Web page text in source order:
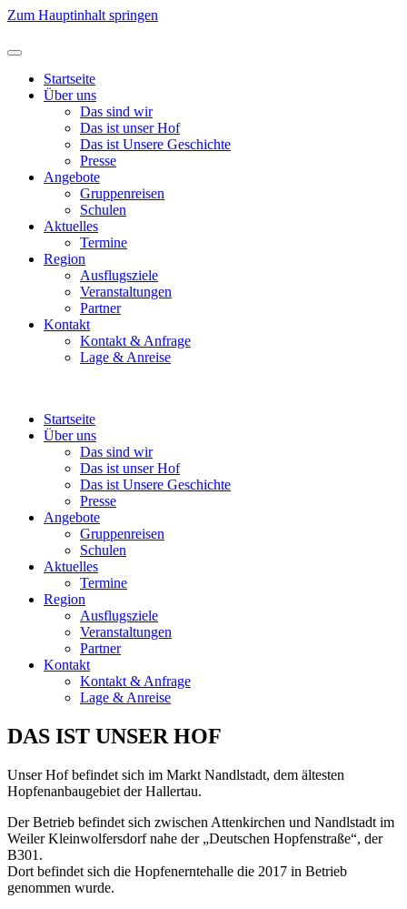
Zum Hauptinhalt springen
Startseite
Über uns
Das sind wir
Das ist unser Hof
Das ist Unsere Geschichte
Presse
Angebote
Gruppenreisen
Schulen
Aktuelles
Termine
Region
Ausflugsziele
Veranstaltungen
Partner
Kontakt
Kontakt & Anfrage
Lage & Anreise
Startseite
Über uns
Das sind wir
Das ist unser Hof
Das ist Unsere Geschichte
Presse
Angebote
Gruppenreisen
Schulen
Aktuelles
Termine
Region
Ausflugsziele
Veranstaltungen
Partner
Kontakt
Kontakt & Anfrage
Lage & Anreise
DAS IST UNSER HOF
Unser Hof befindet sich im Markt Nandlstadt, dem ältesten
Hopfenanbaugebiet der Hallertau.
Der Betrieb befindet sich zwischen Attenkirchen und Nandlstadt im
Weiler Kleinwolfersdorf nahe der „Deutschen Hopfenstraße“, der
B301.
Dort befindet sich die Hopfenerntehalle die 2017 in Betrieb
genommen wurde.